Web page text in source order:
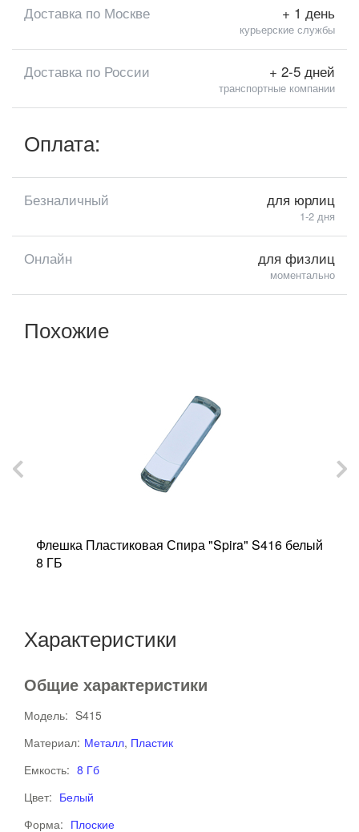
Доставка по Москве + 1 день
курьерские службы
Доставка по России + 2-5 дней
транспортные компании
Оплата:
Безналичный для юрлиц
1-2 дня
Онлайн для физлиц
моментально
Похожие
Флешка Пластиковая Спира "Spira" S416 белый
8 ГБ
Характеристики
Общие характеристики
Модель: S415
Материал: Металл, Пластик
Емкость: 8 Гб
Цвет: Белый
Форма: Плоские